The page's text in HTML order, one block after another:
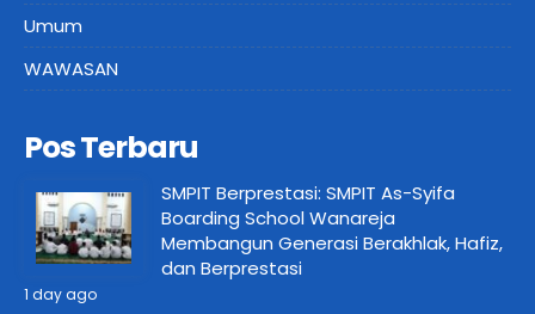
Umum
WAWASAN
Pos Terbaru
SMPIT Berprestasi: SMPIT As-Syifa
Boarding School Wanareja
Membangun Generasi Berakhlak, Hafiz,
dan Berprestasi
1 day ago